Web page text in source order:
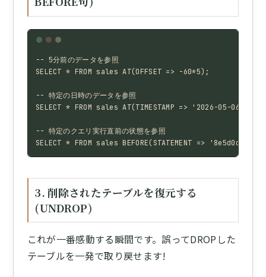
-- 5分前のデータを参照
SELECT * FROM sales AT(OFFSET => -60*5);
-- 特定の日時のデータを参照
SELECT * FROM sales AT(TIMESTAMP => '2026-05-06
-- 特定のクエリ実行直前の状態を参照
SELECT * FROM sales BEFORE(STATEMENT =>
3. 削除されたテーブルを復元する
(UNDROP)
これが一番感動する瞬間です。誤ってDROPした
テーブルを一発で取り戻せます!